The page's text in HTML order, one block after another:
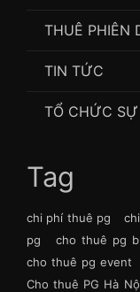
THUÊ PHIÊN
TIN TỨC
TỔ CHỨC SỰ
Tag
chi phí thuê pg
pg
cho thuê pg
cho thuê pg event
Cho thuê PG Hà